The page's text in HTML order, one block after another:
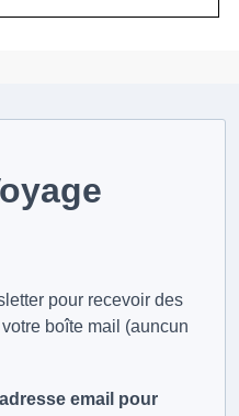
pour recevoir des
boîte mail (auncun
email pour